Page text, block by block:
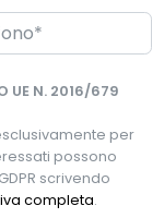
PV
un preventivo
UE N. 2016/679
per
possono
scrivendo
completa.